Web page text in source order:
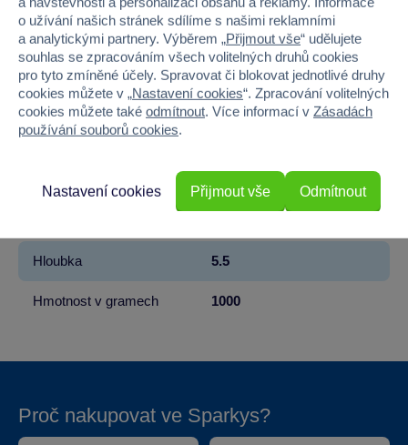
Značka Asmodee Czech Republic
Věk od 8
Pohlaví HOLKA, KLUK
Materiál
Hloubka 5.5
Hmotnost v gramech 1000
Proč nakupovat ve Sparkys?
o užívání našich stránek sdílíme s našimi reklamními
a analytickými partnery. Výběrem „Přijmout vše“ udělujete
souhlas se zpracováním všech volitelných druhů cookies
pro tyto zmíněné účely. Spravovat či blokovat jednotlivé druhy
cookies můžete v „Nastavení cookies“. Zpracování volitelných
cookies můžete také odmítnout. Více informací v Zásadách
používání souborů cookies.
Odmítnout
Nastavení cookies Přijmout vše